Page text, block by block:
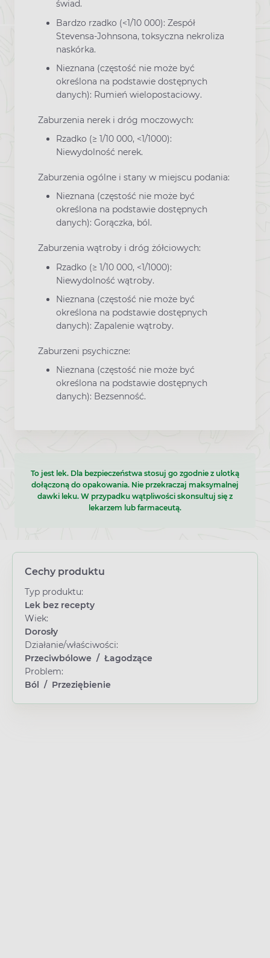
świad.
Bardzo rzadko (<1/10 000): Zespół
Stevensa-Johnsona, toksyczna nekroliza
naskórka.
Nieznana (częstość nie może być
określona na podstawie dostępnych
danych): Rumień wielopostaciowy.
Zaburzenia nerek i dróg moczowych:
Rzadko (≥ 1/10 000, <1/1000):
Niewydolność nerek.
Zaburzenia ogólne i stany w miejscu podania:
Nieznana (częstość nie może być
określona na podstawie dostępnych
danych): Gorączka, ból.
Zaburzenia wątroby i dróg żółciowych:
Rzadko (≥ 1/10 000, <1/1000):
Niewydolność wątroby.
Nieznana (częstość nie może być
określona na podstawie dostępnych
danych): Zapalenie wątroby.
Zaburzeni psychiczne:
Nieznana (częstość nie może być
określona na podstawie dostępnych
danych): Bezsenność.
To jest lek. Dla bezpieczeństwa stosuj go zgodnie z ulotką
dołączoną do opakowania. Nie przekraczaj maksymalnej
dawki leku. W przypadku wątpliwości skonsultuj się z
lekarzem lub farmaceutą.
Cechy produktu
Typ produktu:
Lek bez recepty
Wiek:
Dorosły
Działanie/właściwości:
Przeciwbólowe / Łagodzące
Problem:
Ból / Przeziębienie